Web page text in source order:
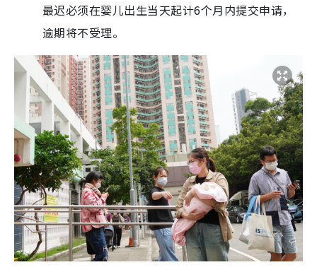
最迟必须在婴儿出生当天起计6个月内提交申请，
逾期将不受理。